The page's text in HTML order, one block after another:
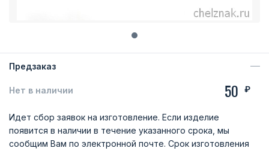
Предзаказ
Нет в наличии 50 ₽
Идет сбор заявок на изготовление. Если изделие
появится в наличии в течение указанного срока, мы
сообщим Вам по электронной почте. Срок изготовления